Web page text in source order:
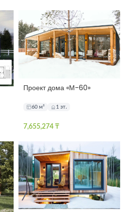
Проект дома «М-60»
60 м² 1 эт.
7,655,274 ₸